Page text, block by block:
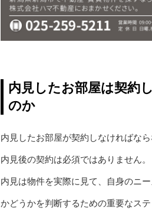
内見したお部屋は契約
のか
内見したお部屋が契約しなければな
内見後の契約は必須ではありません。
内見は物件を実際に見て、自身のニ
かどうかを判断するための重要なステ